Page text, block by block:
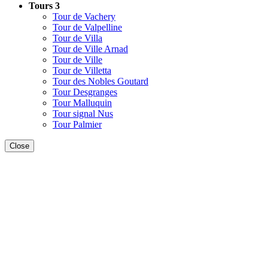
Tours 3
Tour de Vachery
Tour de Valpelline
Tour de Villa
Tour de Ville Arnad
Tour de Ville
Tour de Villetta
Tour des Nobles Goutard
Tour Desgranges
Tour Malluquin
Tour signal Nus
Tour Palmier
Close